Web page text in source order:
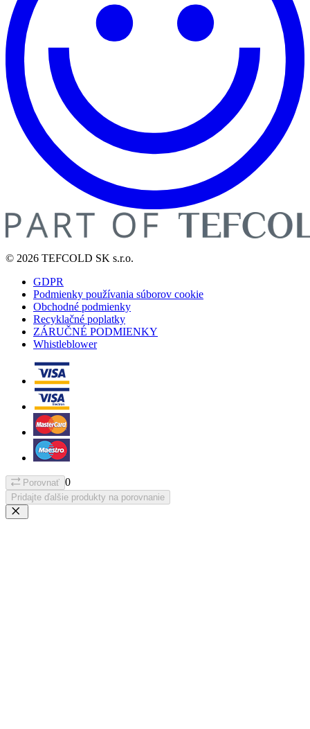
© 2026 TEFCOLD SK s.r.o.
GDPR
Podmienky používania súborov cookie
Obchodné podmienky
Recyklačné poplatky
ZÁRUČNÉ PODMIENKY
Whistleblower
Porovnať 0
Pridajte ďalšie produkty na porovnanie